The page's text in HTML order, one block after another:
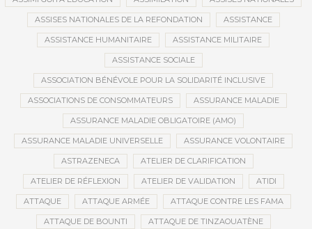
ASSISES NATIONALES DE LA REFONDATION ASSISTANCE
ASSISTANCE HUMANITAIRE ASSISTANCE MILITAIRE
ASSISTANCE SOCIALE
ASSOCIATION BÉNÉVOLE POUR LA SOLIDARITÉ INCLUSIVE
ASSOCIATIONS DE CONSOMMATEURS ASSURANCE MALADIE
ASSURANCE MALADIE OBLIGATOIRE (AMO)
ASSURANCE MALADIE UNIVERSELLE ASSURANCE VOLONTAIRE
ASTRAZENECA ATELIER DE CLARIFICATION
ATELIER DE RÉFLEXION ATELIER DE VALIDATION ATIDI
ATTAQUE ATTAQUE ARMÉE ATTAQUE CONTRE LES FAMA
ATTAQUE DE BOUNTI ATTAQUE DE TINZAOUATÈNE